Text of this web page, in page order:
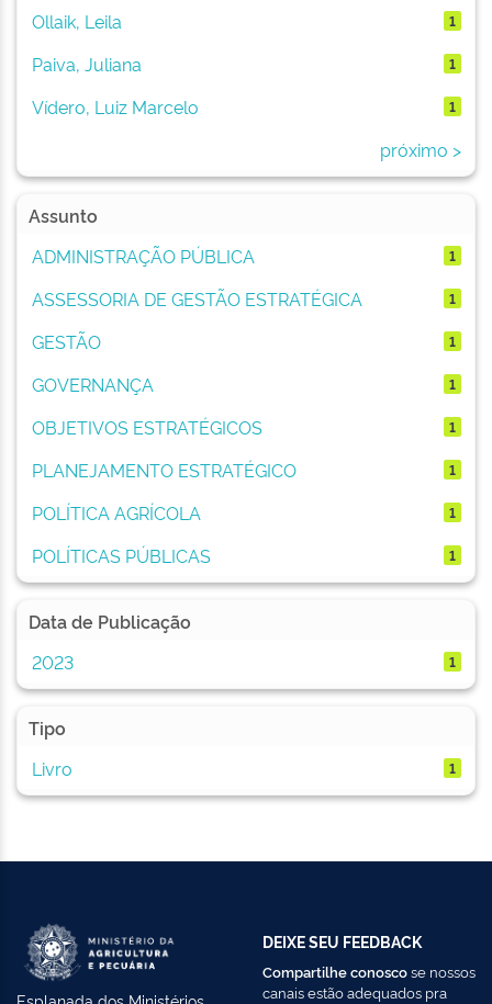
Ollaik, Leila 1
Paiva, Juliana 1
Vídero, Luiz Marcelo 1
próximo >
Assunto
ADMINISTRAÇÃO PÚBLICA
1
ASSESSORIA DE GESTÃO ESTRATÉGICA 1
GESTÃO 1
GOVERNANÇA 1
OBJETIVOS ESTRATÉGICOS 1
PLANEJAMENTO ESTRATÉGICO 1
POLÍTICA AGRÍCOLA 1
POLÍTICAS PÚBLICAS 1
Data de Publicação
2023
1
Tipo
Livro
1
DEIXE SEU FEEDBACK
Compartilhe conoscose nossos
canais estão adequados pra